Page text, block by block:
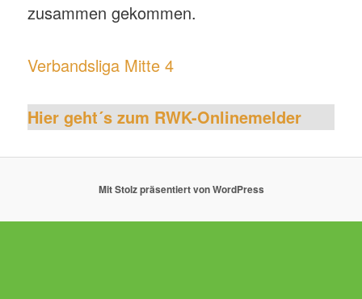
zusammen gekommen.
Verbandsliga Mitte 4
Hier geht´s zum RWK-Onlinemelder
Mit Stolz präsentiert von WordPress